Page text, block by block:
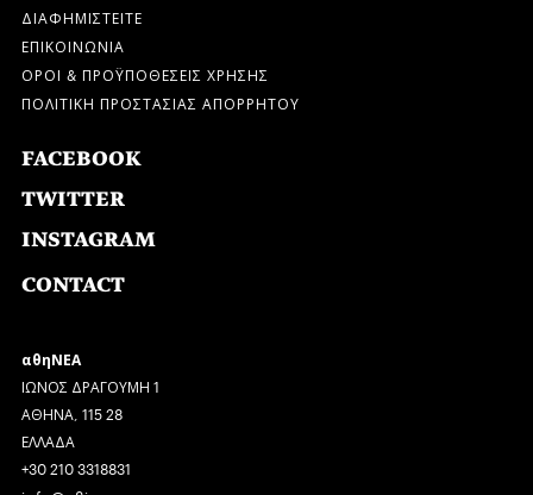
ΔΙΑΦΗΜΙΣΤΕΙΤΕ
ΕΠΙΚΟΙΝΩΝΙΑ
ΟΡΟΙ & ΠΡΟΫΠΟΘΕΣΕΙΣ ΧΡΗΣΗΣ
ΠΟΛΙΤΙΚΗ ΠΡΟΣΤΑΣΙΑΣ ΑΠΟΡΡΗΤΟΥ
FACEBOOK
TWITTER
INSTAGRAM
CONTACT
αθηΝΕΑ
ΙΩΝΟΣ ΔΡΑΓΟΥΜΗ 1
ΑΘΗΝΑ, 115 28
ΕΛΛΑΔΑ
+30 210 3318831